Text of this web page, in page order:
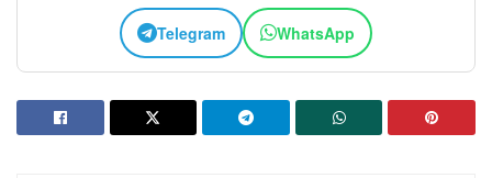
Telegram WhatsApp